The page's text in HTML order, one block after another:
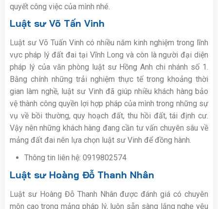
quyết công việc của mình nhé.
Luật sư Võ Tấn Vinh
Luật sư Võ Tuấn Vinh có nhiều năm kinh nghiệm trong lĩnh
vực pháp lý đất đai tại Vĩnh Long và còn là người đại diện
pháp lý của văn phòng luật sư Hồng Anh chi nhánh số 1.
Bằng chính những trải nghiệm thực tế trong khoảng thời
gian làm nghề, luật sư Vinh đã giúp nhiều khách hàng bảo
vệ thành công quyền lợi hợp pháp của mình trong những sự
vụ về bồi thường, quy hoạch đất, thu hồi đất, tái định cư.
Vậy nên những khách hàng đang cần tư vấn chuyên sâu về
mảng đất đai nên lựa chọn luật sư Vinh để đồng hành.
Thông tin liên hệ: 0919802574
Luật sư Hoàng Đỗ Thanh Nhân
Luật sư Hoàng Đỗ Thanh Nhân được đánh giá có chuyên
môn cao trong mảng pháp lý, luôn sẵn sàng lắng nghe yêu